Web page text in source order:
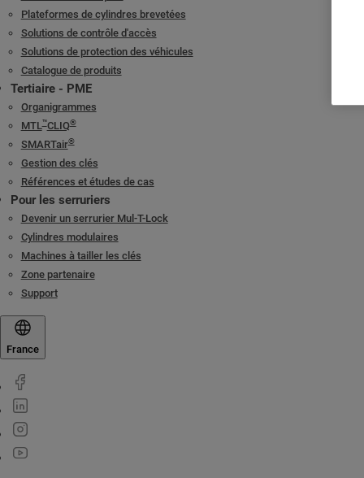
Plateformes de cylindres brevetées
Solutions de contrôle d'accès
Solutions de protection des véhicules
Catalogue de produits
Tertiaire - PME
Organigrammes
MTL™CLIQ®
SMARTair®
Gestion des clés
Références et études de cas
Pour les serruriers
Devenir un serrurier Mul-T-Lock
Cylindres modulaires
Machines à tailler les clés
Zone partenaire
Support
France